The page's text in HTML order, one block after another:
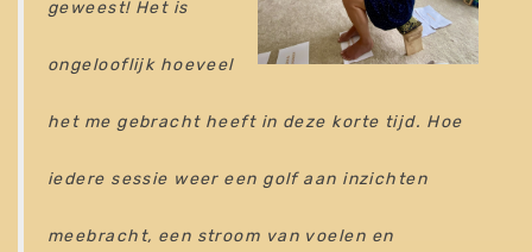
geweest! Het is
ongelooflijk hoeveel
het me gebracht heeft in deze korte tijd. Hoe
iedere sessie weer een golf aan inzichten
meebracht, een stroom van voelen en